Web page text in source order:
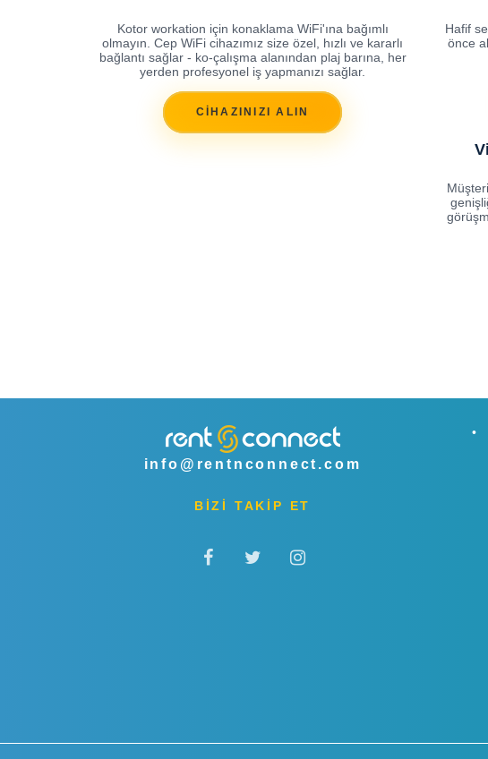
Kotor workation için konaklama WiFi'ına bağımlı
olmayın. Cep WiFi cihazımız size özel, hızlı ve kararlı
bağlantı sağlar - ko-çalışma alanından plaj barına, her
yerden profesyonel iş yapmanızı sağlar.
CİHAZINIZI ALIN
Hafif
önce
info@rentnconnect.com
BİZİ TAKİP ET